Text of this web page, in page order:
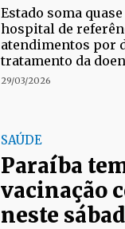
Estado soma
hospital de
atendimentos por
tratamento da
29/03/2026
SAÚDE
Paraíba tem
vacinação
neste